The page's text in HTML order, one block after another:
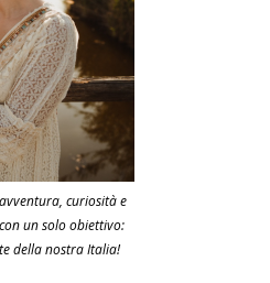
curiosità e
un solo obiettivo:
della nostra Italia!